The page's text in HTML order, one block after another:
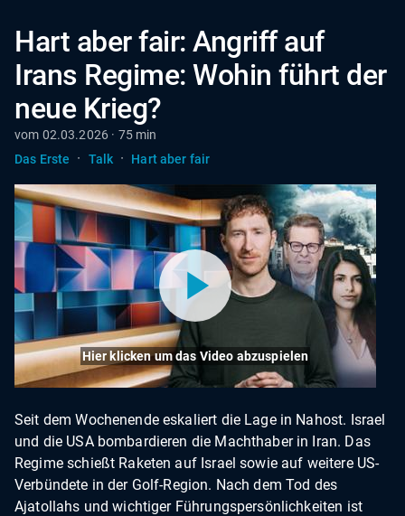
Hart aber fair: Angriff auf
Irans Regime: Wohin führt der
neue Krieg?
vom 02.03.2026 · 75 min
Das Erste
· Talk · Hart aber fair
Hier klicken um das Video abzuspielen
Seit dem Wochenende eskaliert die Lage in Nahost. Israel
und die USA bombardieren die Machthaber in Iran. Das
Regime schießt Raketen auf Israel sowie auf weitere US-
Verbündete in der Golf-Region. Nach dem Tod des
Ajatollahs und wichtiger Führungspersönlichkeiten ist